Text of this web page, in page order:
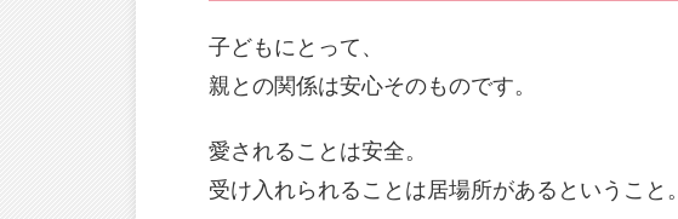
子どもにとって、
親との関係は安心そのものです。
愛されることは安全。
受け入れられることは居場所があるということ。